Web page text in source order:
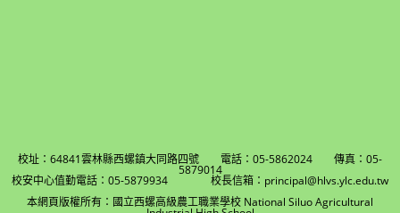
校址：64841雲林縣西螺鎮大同路四號 電話：05-5862024 傳真：05-
5879014
校安中心值勤電話：05-5879934 校長信箱：principal@hlvs.ylc.edu.tw
本網頁版權所有：國立西螺高級農工職業學校 National Siluo Agricultural